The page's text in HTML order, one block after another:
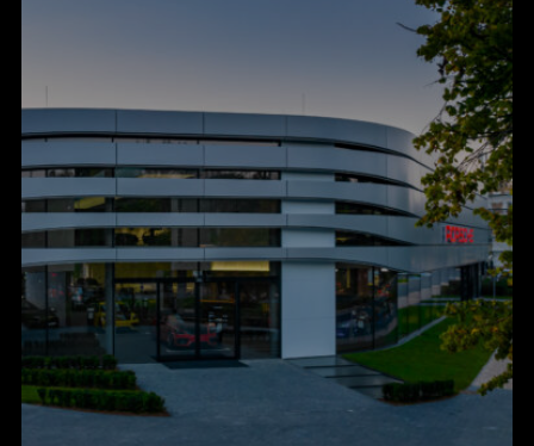
KONTAKT
E-LELLEK